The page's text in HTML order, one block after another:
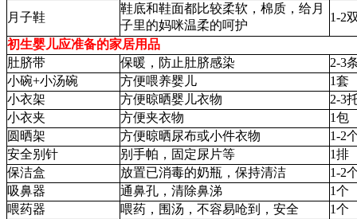
月子鞋
鞋底和鞋面都比较柔软，棉质，给月
子里的妈咪温柔的呵护
1-2
初生婴儿应准备的家居用品
肚脐带
保暖，防止肚脐感染
2-3
小碗+小汤碗
方便喂养婴儿
1套
小衣架
方便晾晒婴儿衣物
2-3
小衣夹
方便夹衣物
1包
圆晒架
方便晾晒尿布或小件衣物
1-2
安全别针
别手帕，固定尿片等
1排
保洁盒
放置已消毒的奶瓶，保持清洁
1-2
吸鼻器
通鼻孔，清除鼻涕
1个
喂药器
喂药，围汤，不容易呛到，安全
1个